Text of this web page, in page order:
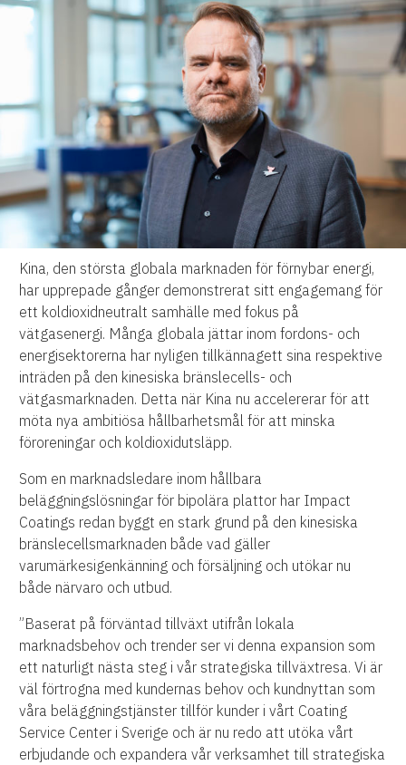
Kina, den största globala marknaden för förnybar energi,
har upprepade gånger demonstrerat sitt engagemang för
ett koldioxidneutralt samhälle med fokus på
vätgasenergi. Många globala jättar inom fordons- och
energisektorerna har nyligen tillkännagett sina respektive
inträden på den kinesiska bränslecells- och
vätgasmarknaden. Detta när Kina nu accelererar för att
möta nya ambitiösa hållbarhetsmål för att minska
föroreningar och koldioxidutsläpp.
Som en marknadsledare inom hållbara
beläggningslösningar för bipolära plattor har Impact
Coatings redan byggt en stark grund på den kinesiska
bränslecellsmarknaden både vad gäller
varumärkesigenkänning och försäljning och utökar nu
både närvaro och utbud.
”Baserat på förväntad tillväxt utifrån lokala
marknadsbehov och trender ser vi denna expansion som
ett naturligt nästa steg i vår strategiska tillväxtresa. Vi är
väl förtrogna med kundernas behov och kundnyttan som
våra beläggningstjänster tillför kunder i vårt Coating
Service Center i Sverige och är nu redo att utöka vårt
erbjudande och expandera vår verksamhet till strategiska